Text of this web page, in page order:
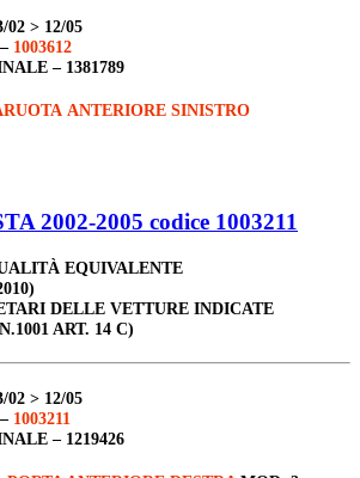
02 > 12/05
1003612
– 1381789
ANTERIORE SINISTRO
2002-2005 codice 1003211
EQUIVALENTE
DELLE VETTURE INDICATE
ART. 14 C)
02 > 12/05
1003211
– 1219426